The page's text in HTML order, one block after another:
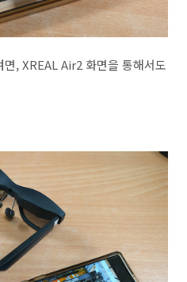
, XREAL Air2 화면을 통해서도